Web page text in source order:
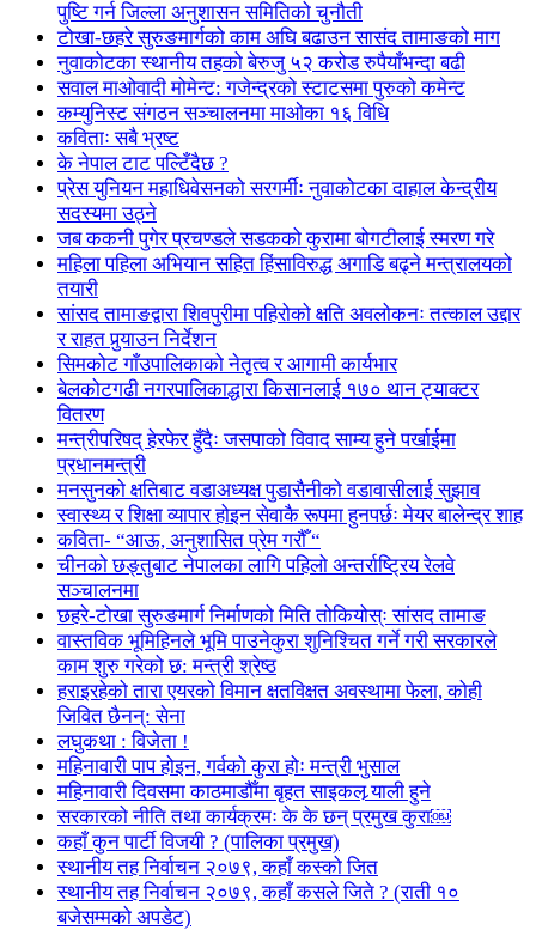
पुष्टि गर्न जिल्ला अनुशासन समितिको चुनौती
टोखा-छहरे सुरुङमार्गको काम अघि बढाउन सासंद तामाङको माग
नुवाकोटका स्थानीय तहको बेरुजु ५२ करोड रुपैयाँभन्दा बढी
सवाल माओवादी मोमेन्ट: गजेन्द्रको स्टाटसमा पुरुको कमेन्ट
कम्युनिस्ट संगठन सञ्चालनमा माओका १६ विधि
कविताः सबै भ्रष्ट
के नेपाल टाट पल्टिँदैछ ?
प्रेस युनियन महाधिवेसनको सरगर्मीः नुवाकोटका दाहाल केन्द्रीय
सदस्यमा उठ्ने
जब ककनी पुगेर प्रचण्डले सडकको कुरामा बोगटीलाई स्मरण गरे
महिला पहिला अभियान सहित हिंसाविरुद्ध अगाडि बढ्ने मन्त्रालयको
तयारी
सांसद तामाङद्वारा शिवपुरीमा पहिरोको क्षति अवलोकनः तत्काल उद्दार
र राहत पुर्‍याउन निर्देशन
सिमकोट गाँउपालिकाको नेतृत्व र आगामी कार्यभार
बेलकोटगढी नगरपालिकाद्धारा किसानलाई १७० थान ट्याक्टर
वितरण
मन्त्रीपरिषद् हेरफेर हुँदैः जसपाको विवाद साम्य हुने पर्खाईमा
प्रधानमन्त्री
मनसुनको क्षतिबाट वडाअध्यक्ष पुडासैनीको वडावासीलाई सुझाव
स्वास्थ्य र शिक्षा व्यापार होइन सेवाकै रूपमा हुनपर्छः मेयर बालेन्द्र शाह
कविता- “आऊ, अनुशासित प्रेम गरौँ “
चीनको छङ्तुबाट नेपालका लागि पहिलो अन्तर्राष्ट्रिय रेलवे
सञ्चालनमा
छहरे-टोखा सुरुङमार्ग निर्माणको मिति तोकियोस्ः सांसद तामाङ
वास्तविक भूमिहिनले भूमि पाउनेकुरा शुनिश्चित गर्ने गरी सरकारले
काम शुरु गरेको छ: मन्त्री श्रेष्ठ
हराइरहेको तारा एयरको विमान क्षतविक्षत अवस्थामा फेला, कोही
जिवित छैनन्: सेना
लघुकथा : विजेता !
महिनावारी पाप होइन, गर्वको कुरा होः मन्त्री भुसाल
महिनावारी दिवसमा काठमाडौँमा बृहत साइकल र्‍याली हुने
सरकारको नीति तथा कार्यक्रमः के के छन् प्रमुख कुरा￼
कहाँ कुन पार्टी विजयी ? (पालिका प्रमुख)
स्थानीय तह निर्वाचन २०७९, कहाँ कस्को जित
स्थानीय तह निर्वाचन २०७९, कहाँ कसले जिते ? (राती १०
बजेसम्मको अपडेट)